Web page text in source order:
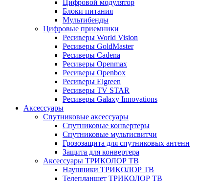
Цифровой модулятор
Блоки питания
Мультибенды
Цифровые приемники
Ресиверы World Vision
Ресиверы GoldMaster
Ресиверы Cadena
Ресиверы Openmax
Ресиверы Openbox
Ресиверы Elgreen
Ресиверы TV STAR
Ресиверы Galaxy Innovations
Аксессуары
Спутниковые аксессуары
Спутниковые конвертеры
Спутниковые мультисвитчи
Грозозащита для спутниковых антенн
Защита для конвертера
Аксессуары ТРИКОЛОР ТВ
Наушники ТРИКОЛОР ТВ
Телепланшет ТРИКОЛОР ТВ